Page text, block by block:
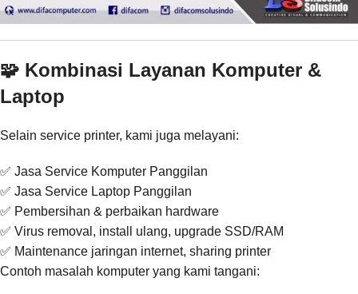
🧩 Kombinasi Layanan Komputer &
Laptop
Selain service printer, kami juga melayani:
✅ Jasa Service Komputer Panggilan
✅ Jasa Service Laptop Panggilan
✅ Pembersihan & perbaikan hardware
✅ Virus removal, install ulang, upgrade SSD/RAM
✅ Maintenance jaringan internet, sharing printer
Contoh masalah komputer yang kami tangani: